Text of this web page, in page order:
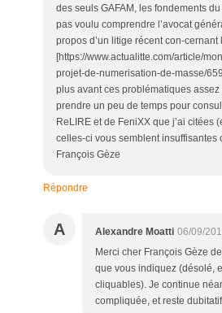
Répondre
A Alexandre Moatti 06/09/
Merci cher François Gèze
que vous indiquez (désolé,
cliquables). Je continue
compliquée, et reste